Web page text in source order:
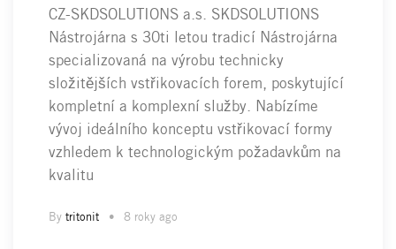
CZ-SKDSOLUTIONS a.s. SKDSOLUTIONS
Nástrojárna s 30ti letou tradicí Nástrojárna
specializovaná na výrobu technicky
složitějších vstřikovacích forem, poskytující
kompletní a komplexní služby. Nabízíme
vývoj ideálního konceptu vstřikovací formy
vzhledem k technologickým požadavkům na
kvalitu
By tritonit 8 roky ago